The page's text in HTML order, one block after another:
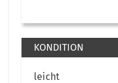
KONDITION
leicht